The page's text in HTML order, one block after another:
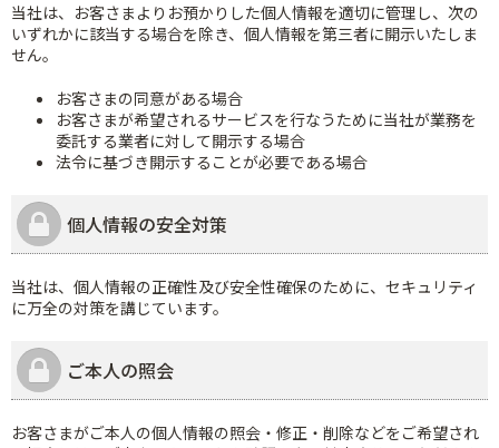
当社は、お客さまよりお預かりした個人情報を適切に管理し、次の
いずれかに該当する場合を除き、個人情報を第三者に開示いたしま
せん。
お客さまの同意がある場合
お客さまが希望されるサービスを行なうために当社が業務を
委託する業者に対して開示する場合
法令に基づき開示することが必要である場合
個人情報の安全対策
当社は、個人情報の正確性及び安全性確保のために、セキュリティ
に万全の対策を講じています。
ご本人の照会
お客さまがご本人の個人情報の照会・修正・削除などをご希望され